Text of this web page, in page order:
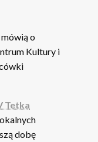
o
Kultury i
Tetka
dobę